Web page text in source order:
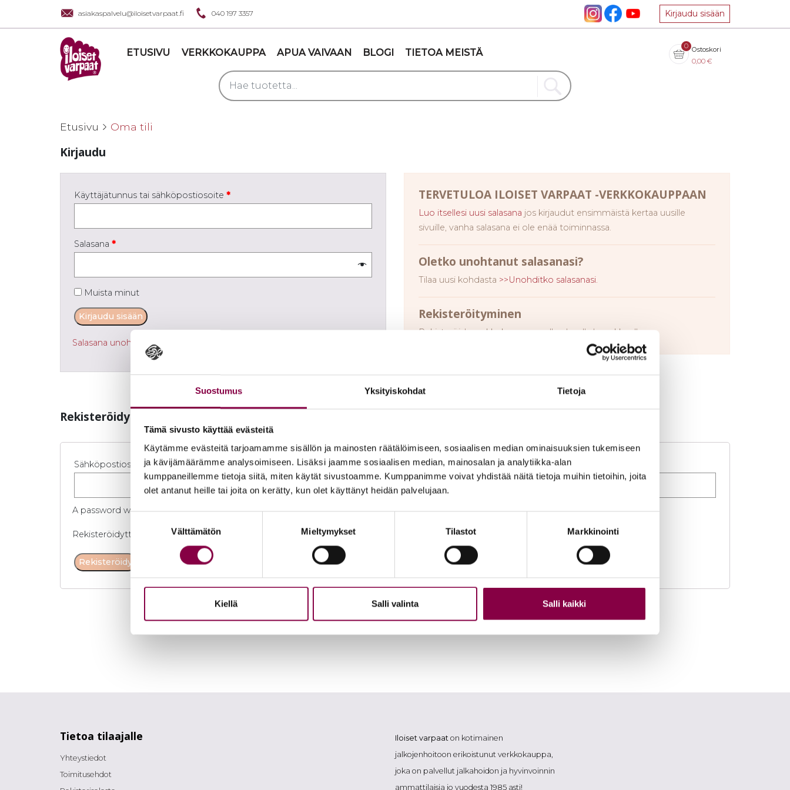
Suostumus Yksityiskohdat Tietoja
Tämä sivusto käyttää evästeitä
Käytämme evästeitä tarjoamamme sisällön ja mainosten räätälöimiseen, sosiaalisen median ominaisuuksien tukemiseen
ja kävijämäärämme analysoimiseen. Lisäksi jaamme sosiaalisen median, mainosalan ja analytiikka-alan
kumppaneillemme tietoja siitä, miten käytät sivustoamme. Kumppanimme voivat yhdistää näitä tietoja muihin tietoihin, joita
olet antanut heille tai joita on kerätty, kun olet käyttänyt heidän palvelujaan.
valinta
Välttämätön Mieltymykset Tilastot Markkinointi
Kiellä Salli valinta Salli kaikki
asiakaspalvelu@iloisetvarpaat.fi 040 197 3357 Kirjaudu sisään
ETUSIVU VERKKOKAUPPA APUA VAIVAAN BLOGI TIETOA MEISTÄ
0 Ostoskori
0,00 €
Etusivu Oma tili
Kir­jau­du
Käyttäjätunnus tai sähköpostiosoite *
Salasana *
Muista minut
Kirjaudu sisään
Salasana unohtunut?
TER­VE­TU­LOA ILOI­SET VAR­PAAT -VERK­KO­KAUP­PAAN
Luo itsellesi uusi salasana jos kirjaudut ensimmäistä kertaa uusille
sivuille, vanha salasana ei ole enää toiminnassa.
Olet­ko unoh­ta­nut sa­la­sa­na­si?
Tilaa uusi kohdasta >>Unohditko salasanasi.
Re­kis­te­röi­ty­mi­nen
Rekisteröidy verkkokauppaan alla olevalla lomakkeella.
Re­kis­te­röi­dy
Sähköpostiosoite*
A password will be sent to your email address.
Rekisteröidyttyäsi hyväksyt käyttöehdot: Yksityisyyden suoja.
Rekisteröidy
Tietoa tilaajalle
Yhteystiedot
Toimitusehdot
Iloiset varpaat on kotimainen
jalkojenhoitoon erikoistunut verkkokauppa,
joka on palvellut jalkahoidon ja hyvinvoinnin
ammattilaisia jo vuodesta 1985 asti!